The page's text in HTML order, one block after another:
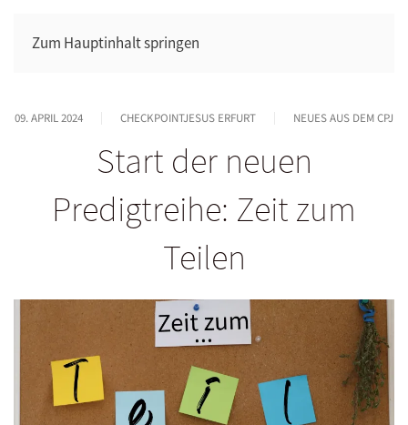
Zum Hauptinhalt springen
09. APRIL 2024 CHECKPOINTJESUS ERFURT NEUES AUS DEM CPJ
Start der neuen
Predigtreihe: Zeit zum
Teilen